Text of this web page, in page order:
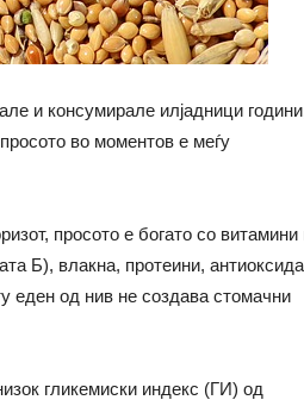
и консумирале илјадници
во моментов е меѓу
просото е богато со витамини
Б), влакна, протеини,
еден од нив не создава стомачни
гликемиски индекс (ГИ) од